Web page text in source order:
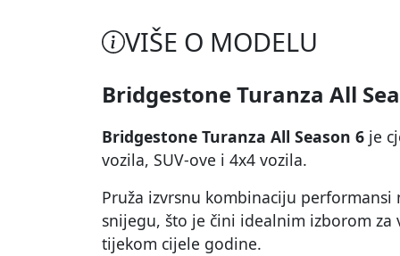
VIŠE O MODELU
Bridgestone Turanza All
Bridgestone Turanza All Season 6 je
vozila, SUV-ove i 4x4 vozila.
Pruža izvrsnu kombinaciju
snijegu, što je čini idealnim izborom
tijekom cijele godine.